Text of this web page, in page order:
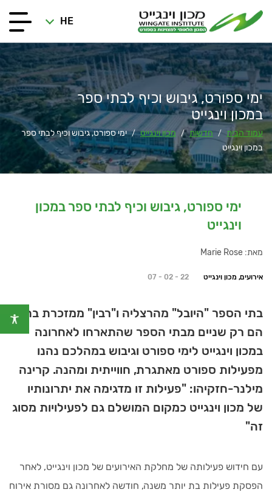
HE
ימי ספורט, גיבוש וכיף לבתי ספר
במכון וינגייט
עמוד הבית / חדשות / מכון וינגייט / ימי ספורט, גיבוש וכיף לבתי ספר
במכון וינגייט
ימי ספורט, גיבוש וכיף לבתי ספר במכון
וינגייט
מאת: Marie Rose
אירועים, מכון וינגייט 07 - 02 - 22
בתי הספר "היובל" מהרצליה ו"רבין" ממזכרת בתיה
הם רק שניים מבתי הספר שהתארחו לאחרונה
במכון וינגייט לימי ספורט וגיבוש במהלכם נהנו
מפעילות ספורט מאתגרת, חווייתית ומהנה. קרינה
מילנר-חזקיהו: "פעילות זו מדגימה את יתרונותיו
של מכון וינגייט כמקום המושלם גם לפעילויות מסוג
זה"
עם חידוש פעילותה של מחלקת האירועים של מכון וינגייט, לאחר
הפסקת פעילות בת יותר משנה, חודשה לאחרונה גם מסורת אירוח